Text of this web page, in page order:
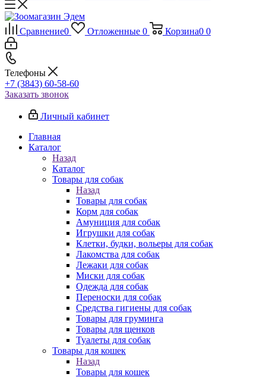
Сравнение0 Отложенные 0 Корзина0 0
Телефоны
+7 (3843) 60-58-60
Заказать звонок
Личный кабинет
Главная
Каталог
Назад
Каталог
Товары для собак
Назад
Товары для собак
Корм для собак
Амуниция для собак
Игрушки для собак
Клетки, будки, вольеры для собак
Лакомства для собак
Лежаки для собак
Миски для собак
Одежда для собак
Переноски для собак
Средства гигиены для собак
Товары для груминга
Товары для щенков
Туалеты для собак
Товары для кошек
Назад
Товары для кошек